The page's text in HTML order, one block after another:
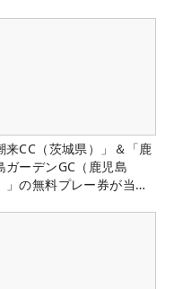
来CC（茨城県）」＆「鹿
ガーデンGC（鹿児島
」の無料プレー券が当た